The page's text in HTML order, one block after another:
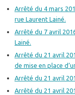
Arrêté du 4 mars
rue Laurent Lainé.
Arrêté du 7 avril
Lainé.
Arrêté du 21 avril
de mise en place
Arrêté du 21 avril
Arrêté du 21 avril